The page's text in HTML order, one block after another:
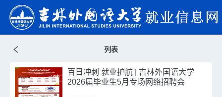
列表
百日冲刺 就业护航 | 吉林外国语大学
2026届毕业生5月专场网络招聘会